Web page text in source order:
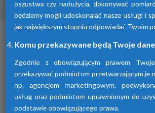
Osuszacze ziębnicze
To inaczej osuszacze
osuszające powietrze poprzez
schłodzenie i wykroplenie
Urządzenia te spełniają wszelkie
oczekiwania klientów.
oszustwa czy nadużycia, dokonywać
będziemy mogli udoskonalać nasze usługi i
jak największym stopniu odpowiadać Twoim
Komu przekazywane będą Twoje
Zgodnie z obowiązującym prawem
przekazywać podmiotom przetwarzającym je
np. agencjom marketingowym,
usług oraz podmiotom uprawnionym do
podstawie obowiązującego prawa.